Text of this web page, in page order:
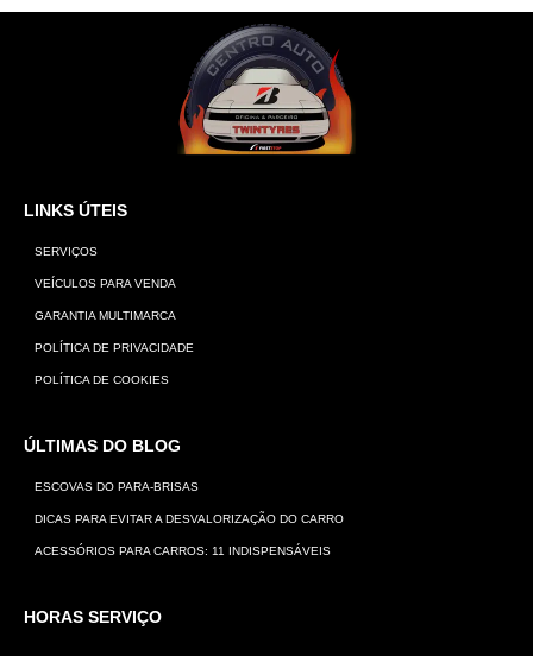
LINKS ÚTEIS
SERVIÇOS
VEÍCULOS PARA VENDA
GARANTIA MULTIMARCA
POLÍTICA DE PRIVACIDADE
POLÍTICA DE COOKIES
ÚLTIMAS DO BLOG
ESCOVAS DO PARA-BRISAS
DICAS PARA EVITAR A DESVALORIZAÇÃO DO CARRO
ACESSÓRIOS PARA CARROS: 11 INDISPENSÁVEIS
HORAS SERVIÇO